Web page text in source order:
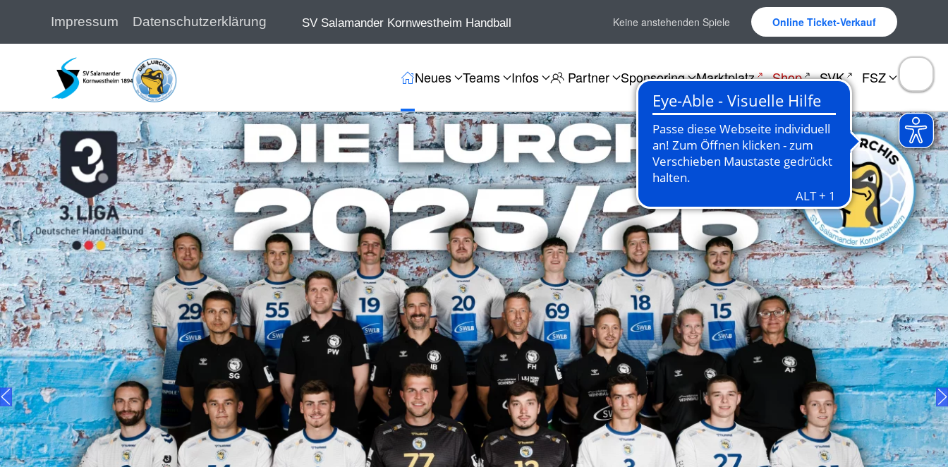
Zum Hauptinhalt springen
Impressum Datenschutzerklärung SV Salamander Kornwestheim Handball Keine anstehenden Spiele Online Ticket-Verkauf
Neues Teams Infos Partner Sponsoring Marktplatz Shop SVK FSZ